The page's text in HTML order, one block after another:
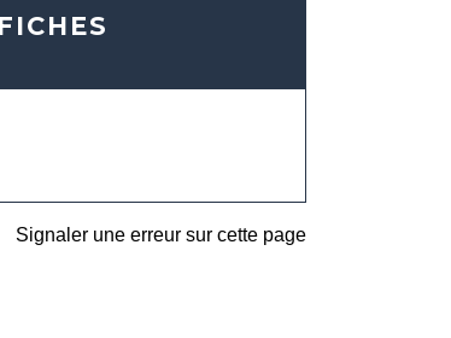
Signaler une erreur sur cette page